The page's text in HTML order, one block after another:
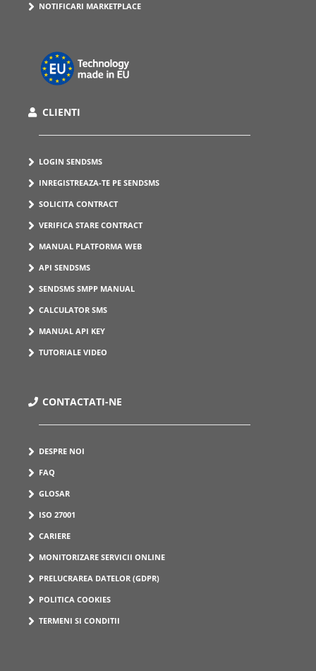
NOTIFICARI MARKETPLACE
CLIENTI
LOGIN SENDSMS
INREGISTREAZA-TE PE SENDSMS
SOLICITA CONTRACT
VERIFICA STARE CONTRACT
MANUAL PLATFORMA WEB
API SENDSMS
SENDSMS SMPP MANUAL
CALCULATOR SMS
MANUAL API KEY
TUTORIALE VIDEO
CONTACTATI-NE
DESPRE NOI
FAQ
GLOSAR
ISO 27001
CARIERE
MONITORIZARE SERVICII ONLINE
PRELUCRAREA DATELOR (GDPR)
POLITICA COOKIES
TERMENI SI CONDITII